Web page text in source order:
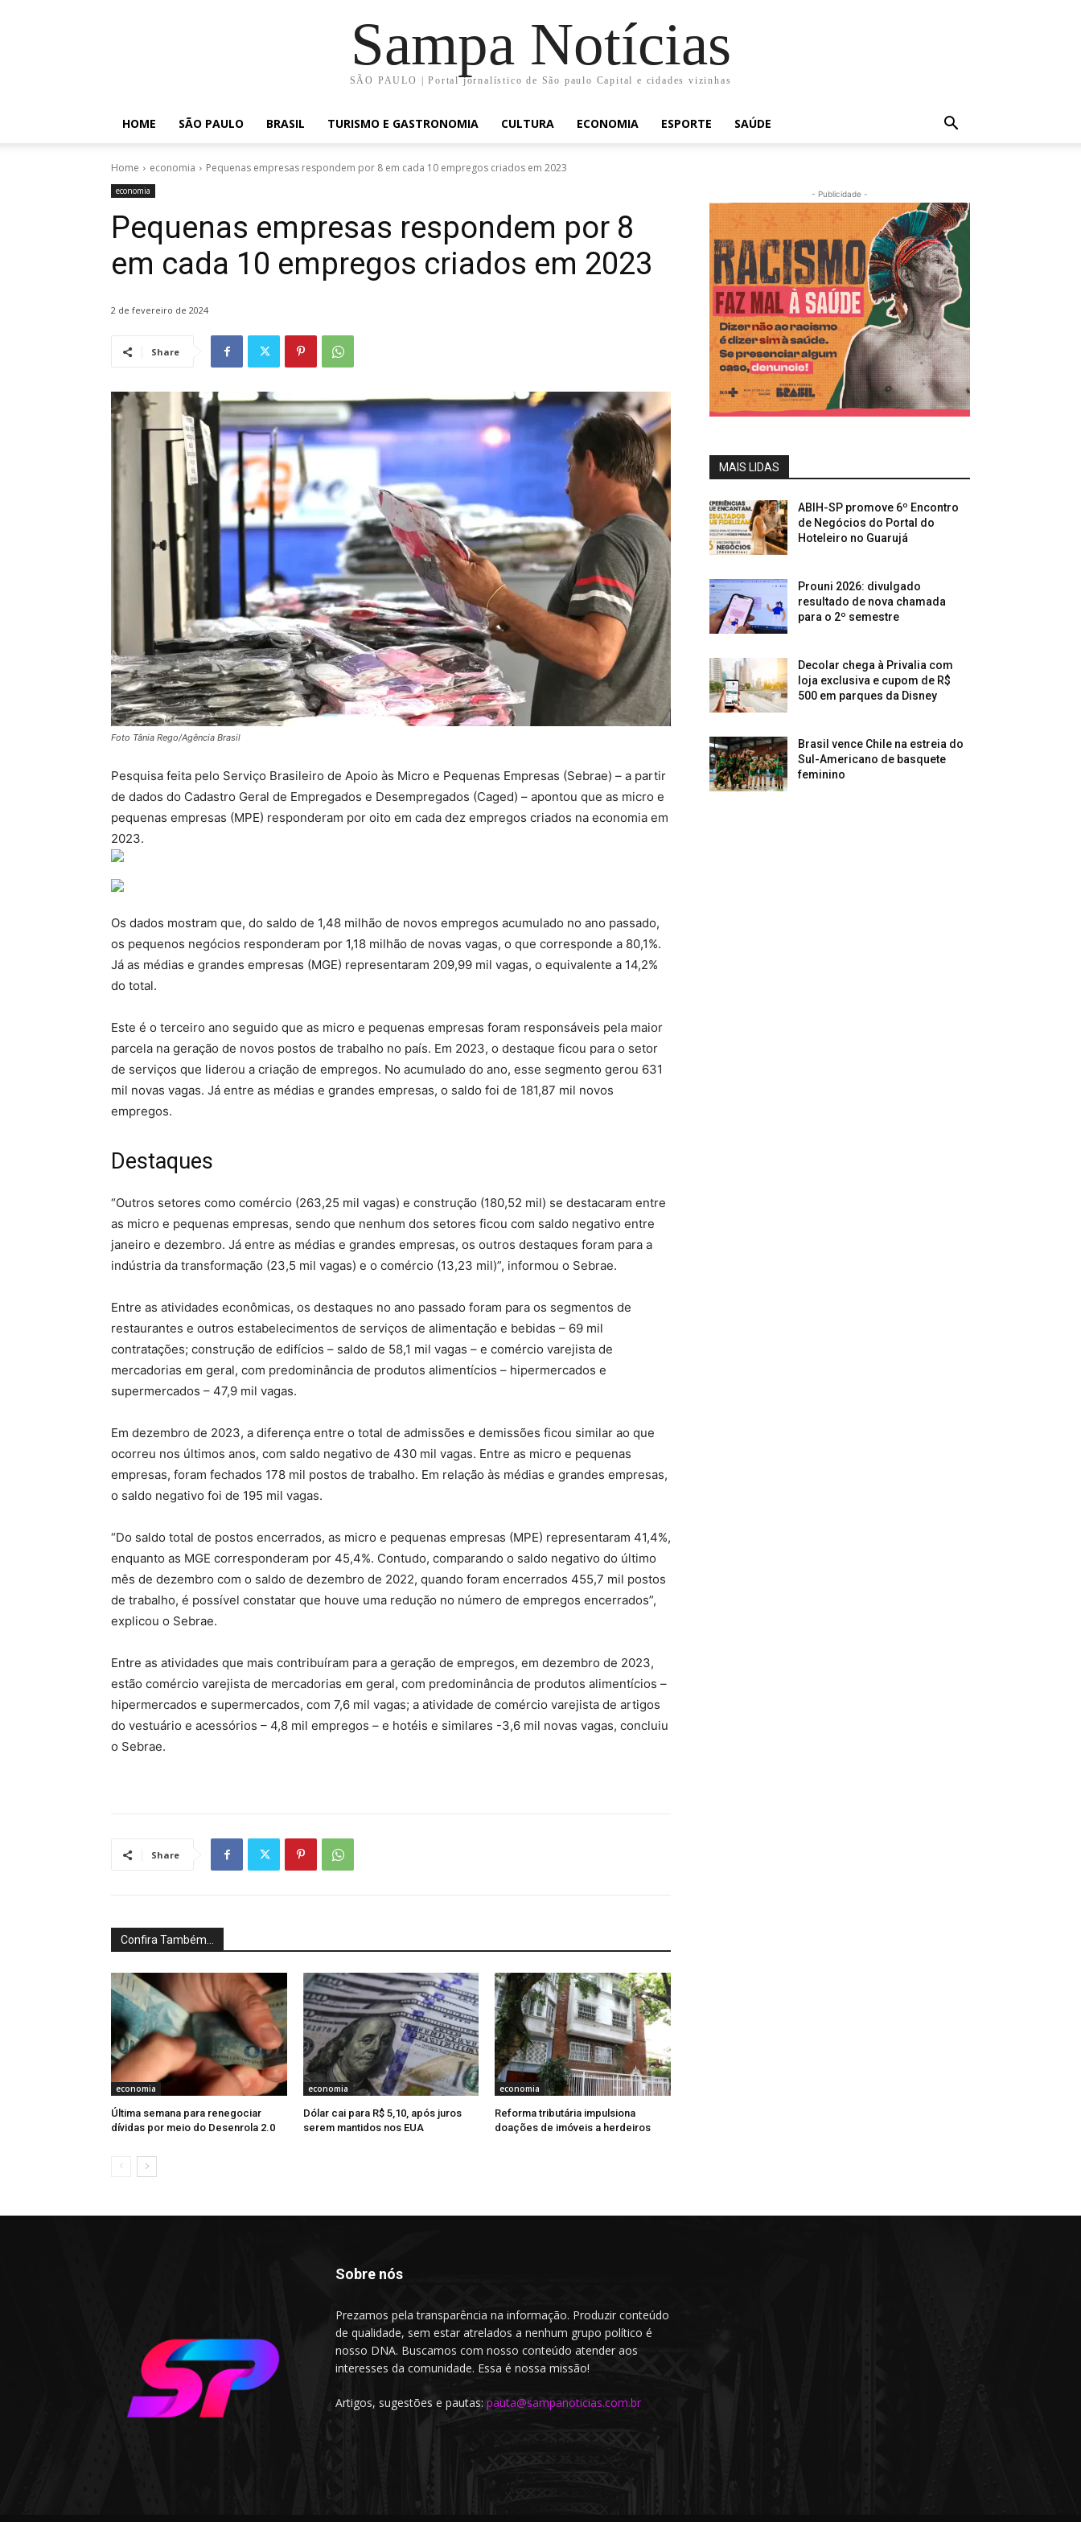
Sampa Notícias
SÃO PAULO | Portal jornalístico de São paulo Capital e cidades vizinhas
HOME SÃO PAULO BRASIL TURISMO E GASTRONOMIA CULTURA ECONOMIA ESPORTE SAÚDE
Home economia Pequenas empresas respondem por 8 em cada 10 empregos criados em 2023
economia
Pequenas empresas respondem por 8
em cada 10 empregos criados em 2023
2 de fevereiro de 2024
Share
Foto Tânia Rego/Agência Brasil
Pesquisa feita pelo Serviço Brasileiro de Apoio às Micro e Pequenas Empresas (Sebrae) – a partir
de dados do Cadastro Geral de Empregados e Desempregados (Caged) – apontou que as micro e
pequenas empresas (MPE) responderam por oito em cada dez empregos criados na economia em
2023.
Os dados mostram que, do saldo de 1,48 milhão de novos empregos acumulado no ano passado,
os pequenos negócios responderam por 1,18 milhão de novas vagas, o que corresponde a 80,1%.
Já as médias e grandes empresas (MGE) representaram 209,99 mil vagas, o equivalente a 14,2%
do total.
Este é o terceiro ano seguido que as micro e pequenas empresas foram responsáveis pela maior
parcela na geração de novos postos de trabalho no país. Em 2023, o destaque ficou para o setor
de serviços que liderou a criação de empregos. No acumulado do ano, esse segmento gerou 631
mil novas vagas. Já entre as médias e grandes empresas, o saldo foi de 181,87 mil novos
empregos.
Destaques
“Outros setores como comércio (263,25 mil vagas) e construção (180,52 mil) se destacaram entre
as micro e pequenas empresas, sendo que nenhum dos setores ficou com saldo negativo entre
janeiro e dezembro. Já entre as médias e grandes empresas, os outros destaques foram para a
indústria da transformação (23,5 mil vagas) e o comércio (13,23 mil)”, informou o Sebrae.
Entre as atividades econômicas, os destaques no ano passado foram para os segmentos de
restaurantes e outros estabelecimentos de serviços de alimentação e bebidas – 69 mil
contratações; construção de edifícios – saldo de 58,1 mil vagas – e comércio varejista de
mercadorias em geral, com predominância de produtos alimentícios – hipermercados e
supermercados – 47,9 mil vagas.
Em dezembro de 2023, a diferença entre o total de admissões e demissões ficou similar ao que
ocorreu nos últimos anos, com saldo negativo de 430 mil vagas. Entre as micro e pequenas
empresas, foram fechados 178 mil postos de trabalho. Em relação às médias e grandes empresas,
o saldo negativo foi de 195 mil vagas.
“Do saldo total de postos encerrados, as micro e pequenas empresas (MPE) representaram 41,4%,
enquanto as MGE corresponderam por 45,4%. Contudo, comparando o saldo negativo do último
mês de dezembro com o saldo de dezembro de 2022, quando foram encerrados 455,7 mil postos
de trabalho, é possível constatar que houve uma redução no número de empregos encerrados”,
explicou o Sebrae.
Entre as atividades que mais contribuíram para a geração de empregos, em dezembro de 2023,
estão comércio varejista de mercadorias em geral, com predominância de produtos alimentícios –
hipermercados e supermercados, com 7,6 mil vagas; a atividade de comércio varejista de artigos
do vestuário e acessórios – 4,8 mil empregos – e hotéis e similares -3,6 mil novas vagas, concluiu
o Sebrae.
Share
Confira Também...
economia
Última semana para renegociar
dívidas por meio do Desenrola 2.0
economia
Dólar cai para R$ 5,10, após juros
serem mantidos nos EUA
economia
Reforma tributária impulsiona
doações de imóveis a herdeiros
- Publicidade -
MAIS LIDAS
ABIH-SP promove 6º Encontro
de Negócios do Portal do
Hoteleiro no Guarujá
Prouni 2026: divulgado
resultado de nova chamada
para o 2º semestre
Decolar chega à Privalia com
loja exclusiva e cupom de R$
500 em parques da Disney
Brasil vence Chile na estreia do
Sul-Americano de basquete
feminino
Sobre nós
Prezamos pela transparência na informação. Produzir conteúdo
de qualidade, sem estar atrelados a nenhum grupo político é
nosso DNA. Buscamos com nosso conteúdo atender aos
interesses da comunidade. Essa é nossa missão!
Artigos, sugestões e pautas: pauta@sampanoticias.com.br